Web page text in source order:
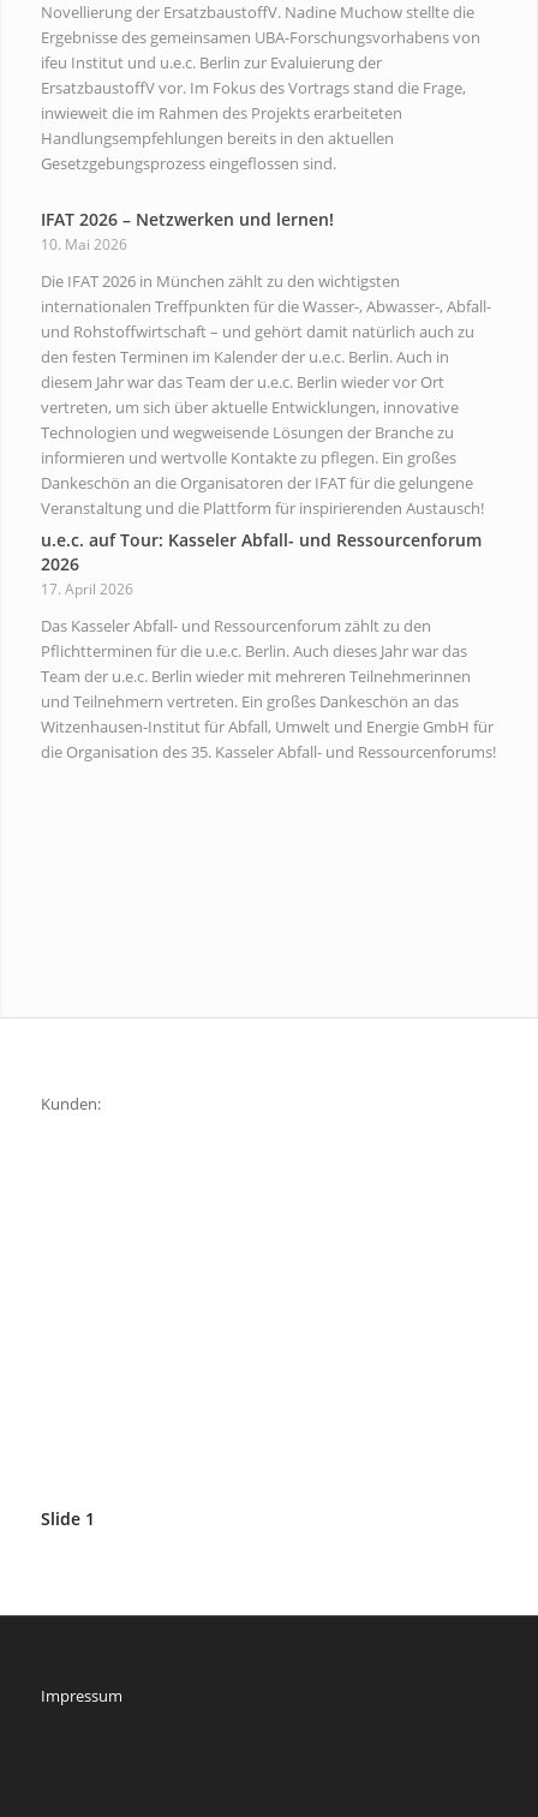
Novellierung der ErsatzbaustoffV. Nadine Muchow stellte die
Ergebnisse des gemeinsamen UBA-Forschungsvorhabens von
ifeu Institut und u.e.c. Berlin zur Evaluierung der
ErsatzbaustoffV vor. Im Fokus des Vortrags stand die Frage,
inwieweit die im Rahmen des Projekts erarbeiteten
Handlungsempfehlungen bereits in den aktuellen
Gesetzgebungsprozess eingeflossen sind.
IFAT 2026 – Netzwerken und lernen!
10. Mai 2026
Die IFAT 2026 in München zählt zu den wichtigsten
internationalen Treffpunkten für die Wasser-, Abwasser-, Abfall-
und Rohstoffwirtschaft – und gehört damit natürlich auch zu
den festen Terminen im Kalender der u.e.c. Berlin. Auch in
diesem Jahr war das Team der u.e.c. Berlin wieder vor Ort
vertreten, um sich über aktuelle Entwicklungen, innovative
Technologien und wegweisende Lösungen der Branche zu
informieren und wertvolle Kontakte zu pflegen. Ein großes
Dankeschön an die Organisatoren der IFAT für die gelungene
Veranstaltung und die Plattform für inspirierenden Austausch!
u.e.c. auf Tour: Kasseler Abfall- und Ressourcenforum
2026
17. April 2026
Das Kasseler Abfall- und Ressourcenforum zählt zu den
Pflichtterminen für die u.e.c. Berlin. Auch dieses Jahr war das
Team der u.e.c. Berlin wieder mit mehreren Teilnehmerinnen
und Teilnehmern vertreten. Ein großes Dankeschön an das
Witzenhausen-Institut für Abfall, Umwelt und Energie GmbH für
die Organisation des 35. Kasseler Abfall- und Ressourcenforums!
Kunden:
Slide 1
Impressum